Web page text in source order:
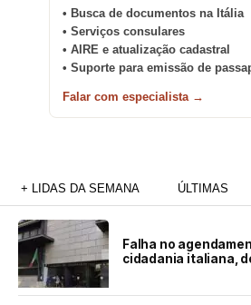
• Busca de documentos na Itália
• Serviços consulares
• AIRE e atualização cadastral
• Suporte para emissão de
Falar com especialista →
+ LIDAS DA SEMANA ÚLTIMAS
Falha no
cidadania italiana,